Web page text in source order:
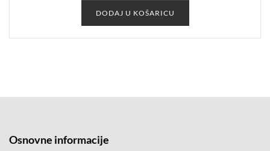
DODAJ U KOŠARICU
Osnovne informacije